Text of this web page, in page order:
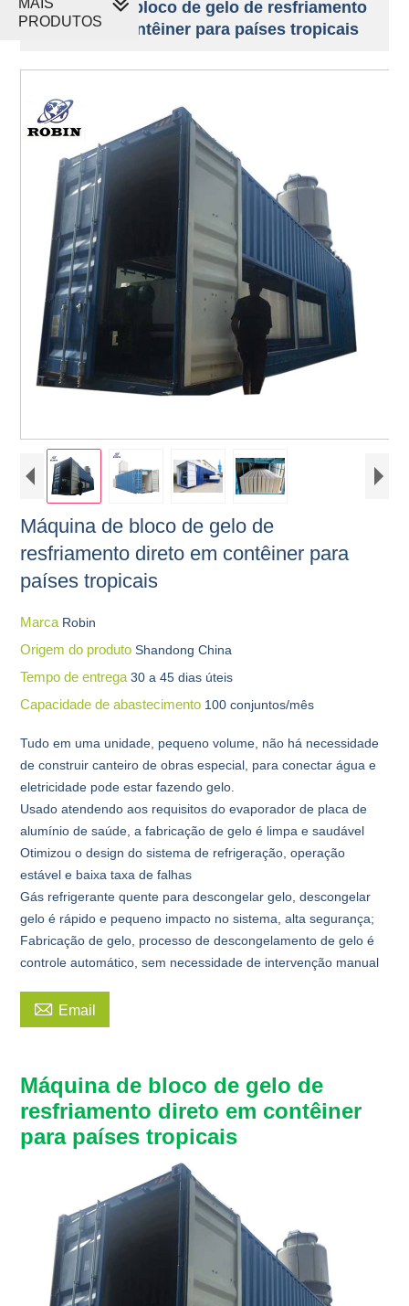
Máquina de bloco de gelo de resfriamento
direto em contêiner para países tropicais
Máquina de bloco de gelo de
resfriamento direto em contêiner para
países tropicais
Marca Robin
Origem do produtoShandong China
Tempo de entrega30 a 45 dias úteis
Capacidade de abastecimento 100 conjuntos/mês
Tudo em uma unidade, pequeno volume, não há necessidade
de construir canteiro de obras especial, para conectar água e
eletricidade pode estar fazendo gelo.
Usado atendendo aos requisitos do evaporador de placa de
alumínio de saúde, a fabricação de gelo é limpa e saudável
Otimizou o design do sistema de refrigeração, operação
estável e baixa taxa de falhas
Gás refrigerante quente para descongelar gelo, descongelar
gelo é rápido e pequeno impacto no sistema, alta segurança;
Fabricação de gelo, processo de descongelamento de gelo é
controle automático, sem necessidade de intervenção manual
 Email
Máquina de bloco de gelo de
resfriamento direto em contêiner
para países tropicais
MAIS
PRODUTOS